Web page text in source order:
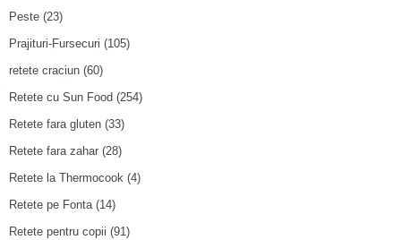
Peste (23)
Prajituri-Fursecuri (105)
retete craciun (60)
Retete cu Sun Food (254)
Retete fara gluten (33)
Retete fara zahar (28)
Retete la Thermocook (4)
Retete pe Fonta(14)
Retete pentru copii (91)